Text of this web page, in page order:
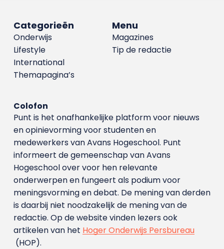
Menu
Magazines
Tip de redactie
Categorieën
Onderwijs
Lifestyle
International
Themapagina’s
Colofon
Punt is het onafhankelijke platform voor nieuws
en opinievorming voor studenten en
medewerkers van Avans Hoge­school. Punt
informeert de gemeenschap van Avans
Hogeschool over voor hen relevante
onderwerpen en fungeert als podium voor
meningsvorming en debat. De mening van derden
is daarbij niet noodzakelijk de mening van de
redactie. Op de website vinden lezers ook
artikelen van het Hoger Onderwijs Persbureau
(HOP).